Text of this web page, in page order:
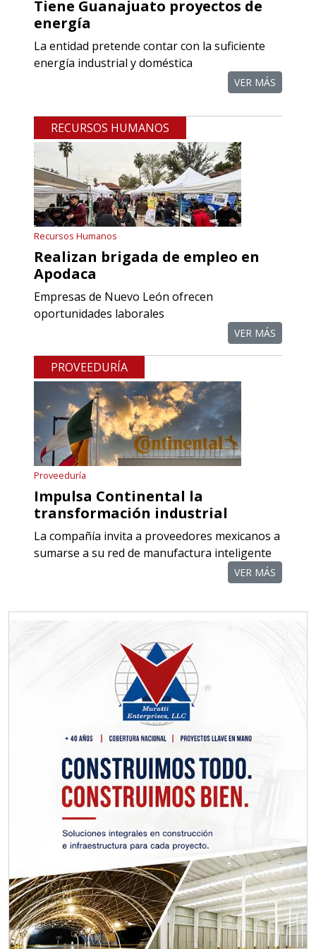
REFACCIONES PARA
MAQUINARIA INDUSTRIAL
Especificaciones:
Requisitos: Otorgar condiciones de
grupo, contar con instalaciones
cercanas a la región y otorgar
referencias comerciales.
Aplicar al Requerimiento
Empresa en Querétaro
Requiere:
REFACCIONES PARA
PROCESOS DE MAQUINADO
Requisitos: Otorgar condiciones de
crédito acordes a las políticas del
grupo, contar con instalaciones
cercanas a la región y otorgar
referencias comerciales.
Aplicar al Requerimiento
Empresa en Querétaro
Requiere:
COMPONENTES PARA
Especificaciones:
crédito acordes a las políticas del
grupo, contar con instalaciones
cercanas a la región y otorgar
referencias comerciales.
Aplicar al Requerimiento
Empresa en Querétaro
Requiere:
TORNILLERÍA INDUSTRIAL
Especificaciones:
Requisitos: Otorgar condiciones de
crédito acordes a las políticas del
grupo, contar con instalaciones
cercanas a la región y otorgar
Tiene Guanajuato proyectos de
energía
La entidad pretende contar con la suficiente
energía industrial y doméstica
VER MÁS
RECURSOS HUMANOS
Recursos Humanos
Realizan brigada de empleo en
Apodaca
Empresas de Nuevo León ofrecen
oportunidades laborales
VER MÁS
PROVEEDURÍA
Proveeduría
Impulsa Continental la
transformación industrial
La compañía invita a proveedores mexicanos a
sumarse a su red de manufactura inteligente
VER MÁS